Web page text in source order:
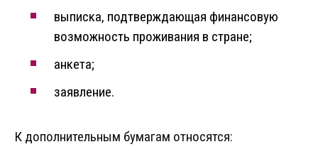
выписка, подтверждающая финансовую
возможность проживания в стране;
анкета;
заявление.
К дополнительным бумагам относятся: